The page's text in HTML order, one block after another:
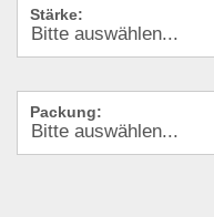
Stärke:
Packung: